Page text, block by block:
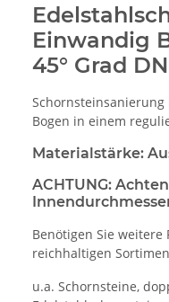
Einwandig
45° Grad
Bogen in einem
Materialstärke:
ACHTUNG:
Benötigen Sie weitere
reichhaltigen
u.a. Schornsteine,